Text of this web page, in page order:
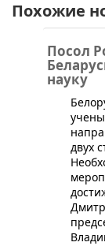
Похожие
Посол
науку
двух